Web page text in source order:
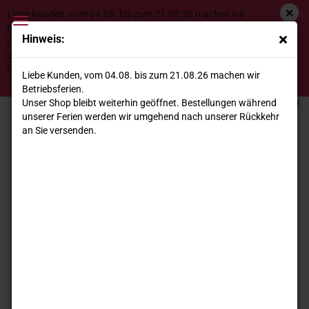
Hinweis:
Liebe Kunden, vom 04.08. bis zum 21.08.26 machen wir
Betriebsferien.
Unser Shop bleibt weiterhin geöffnet. Bestellungen während
unserer Ferien werden wir umgehend nach unserer Rückkehr
an Sie versenden.
Liebe Kunden, vom 04.08. bis zum 21.08.26 machen wir
Betriebsferien.
Unser Shop bleibt weiterhin geöffnet. Bestellungen während
unserer Ferien werden wir umgehend nach unserer
Rückkehr an Sie versenden.
Gorgo Chardonnay Verona IGT 2025
*